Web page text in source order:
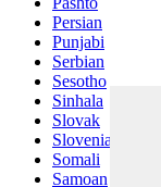
Persian
Punjabi
Serbian
Sesotho
Sinhala
Slovak
Slovenian
Somali
Samoan